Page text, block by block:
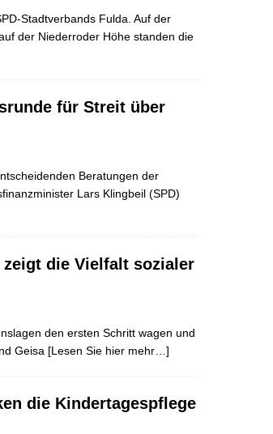
Stadtverbands Fulda. Auf der
der Niederroder Höhe standen die
für Streit über
Beratungen der
Lars Klingbeil (SPD)
die Vielfalt sozialer
den ersten Schritt wagen und
Geisa [Lesen Sie hier mehr…]
die Kindertagespflege